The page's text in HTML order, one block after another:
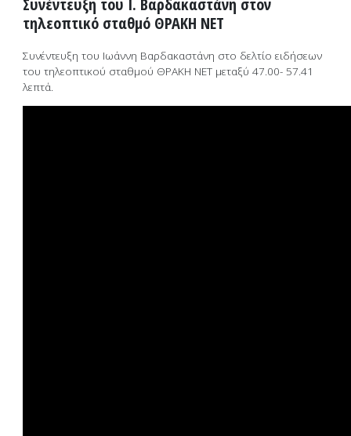
τηλεοπτικό σταθμό ΘΡΑΚΗ ΝΕΤ
Συνέντευξη του Ιωάννη Βαρδακαστάνη στο δελτίο ειδήσεων
του τηλεοπτικού σταθμού ΘΡΑΚΗ ΝΕΤ μεταξύ 47.00- 57.41
λεπτά.